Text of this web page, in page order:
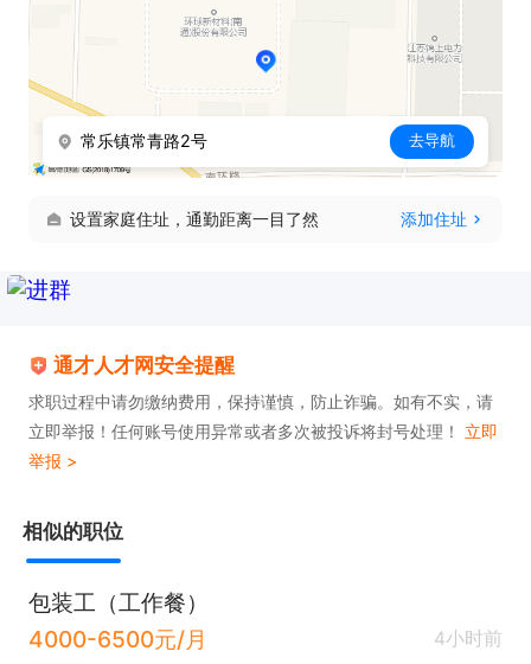
常乐镇常青路2号 去导航
设置家庭住址，通勤距离一目了然 添加住址
通才人才网安全提醒
求职过程中请勿缴纳费用，保持谨慎，防止诈骗。如有不实，请
立即举报！任何账号使用异常或者多次被投诉将封号处理！ 立即
举报 >
相似的职位
包装工（工作餐）
4000-6500元/月
4小时前